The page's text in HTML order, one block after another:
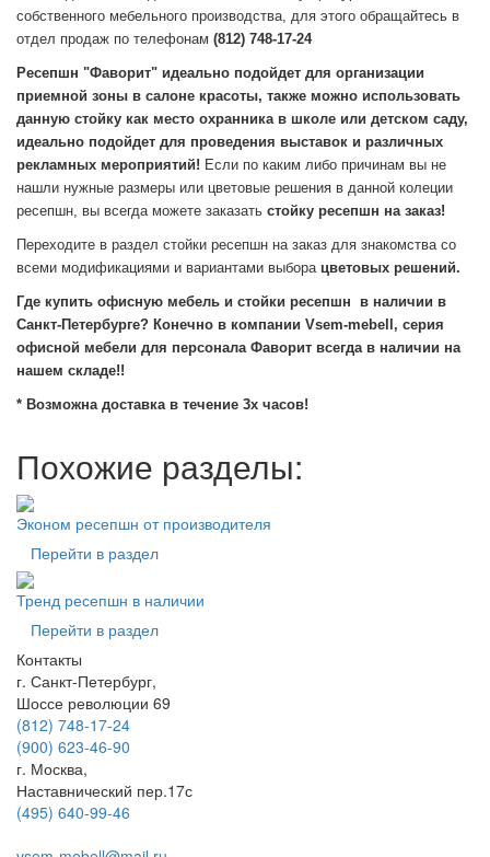
собственного мебельного производства, для этого обращайтесь в
отдел продаж по телефонам (812) 748-17-24
Ресепшн "Фаворит" идеально подойдет для организации
приемной зоны в салоне красоты, также можно использовать
данную стойку как место охранника в школе или детском саду,
идеально подойдет для проведения выставок и различных
рекламных мероприятий! Если по каким либо причинам вы не
нашли нужные размеры или цветовые решения в данной колеции
ресепшн, вы всегда можете заказать стойку ресепшн на заказ!
Переходите в раздел стойки ресепшн на заказ для знакомства со
всеми модификациями и вариантами выбора цветовых решений.
Где купить офисную мебель и стойки ресепшн в наличии в
Санкт-Петербурге? Конечно в компании Vsem-mebell, серия
офисной мебели для персонала Фаворит всегда в наличии на
нашем складе!!
* Возможна доставка в течение 3х часов!
Похожие разделы:
Эконом ресепшн от производителя
Перейти в раздел
Тренд ресепшн в наличии
Перейти в раздел
Контакты
г. Санкт-Петербург,
Шоссе революции 69
(812) 748-17-24
(900) 623-46-90
г. Москва,
Наставнический пер.17с
(495) 640-99-46